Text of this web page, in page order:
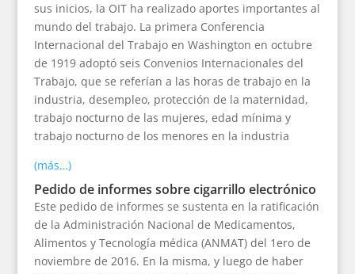
sus inicios, la OIT ha realizado aportes importantes al
mundo del trabajo. La primera Conferencia
Internacional del Trabajo en Washington en octubre
de 1919 adoptó seis Convenios Internacionales del
Trabajo, que se referían a las horas de trabajo en la
industria, desempleo, protección de la maternidad,
trabajo nocturno de las mujeres, edad mínima y
trabajo nocturno de los menores en la industria
(más…)
Pedido de informes sobre cigarrillo electrónico
Este pedido de informes se sustenta en la ratificación
de la Administración Nacional de Medicamentos,
Alimentos y Tecnología médica (ANMAT) del 1ero de
noviembre de 2016. En la misma, y luego de haber